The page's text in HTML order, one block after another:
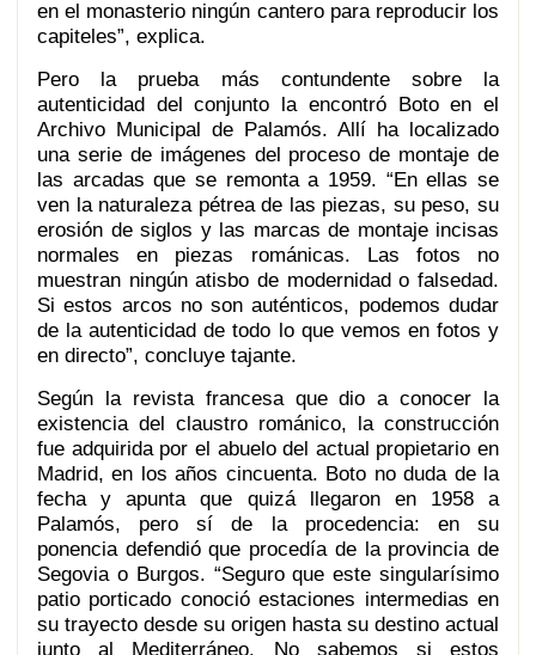
en el monasterio ningún cantero para reproducir los
capiteles”, explica.
Pero la prueba más contundente sobre la
autenticidad del conjunto la encontró Boto en el
Archivo Municipal de Palamós. Allí ha localizado
una serie de imágenes del proceso de montaje de
las arcadas que se remonta a 1959. “En ellas se
ven la naturaleza pétrea de las piezas, su peso, su
erosión de siglos y las marcas de montaje incisas
normales en piezas románicas. Las fotos no
muestran ningún atisbo de modernidad o falsedad.
Si estos arcos no son auténticos, podemos dudar
de la autenticidad de todo lo que vemos en fotos y
en directo”, concluye tajante.
Según la revista francesa que dio a conocer la
existencia del claustro románico, la construcción
fue adquirida por el abuelo del actual propietario en
Madrid, en los años cincuenta. Boto no duda de la
fecha y apunta que quizá llegaron en 1958 a
Palamós, pero sí de la procedencia: en su
ponencia defendió que procedía de la provincia de
Segovia o Burgos. “Seguro que este singularísimo
patio porticado conoció estaciones intermedias en
su trayecto desde su origen hasta su destino actual
junto al Mediterráneo. No sabemos si estos